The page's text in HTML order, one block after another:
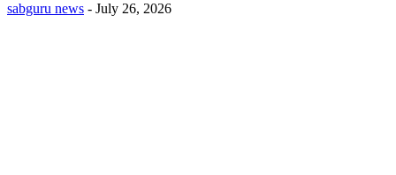
sabguru news - July 26, 2026